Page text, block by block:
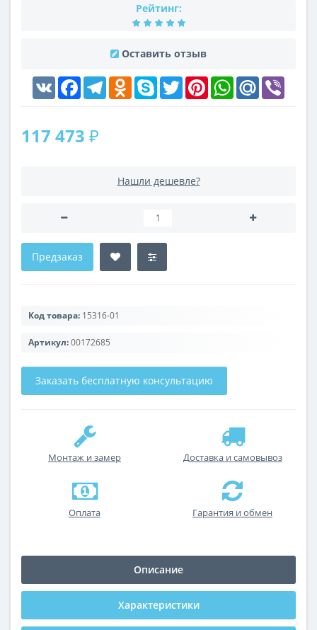
Рейтинг:
Оставить отзыв
VK FacebookTelegramOdnoklassniki
Skype Twitter PinterestWhatsAppMail.Ru
117 473 ₽
Нашли дешевле?
Предзаказ
Код товара: 15316-01
Артикул:00172685
Заказать бесплатную консультацию
Монтаж и замер Доставка и самовывоз
Оплата Гарантия и обмен
Описание
Характеристики